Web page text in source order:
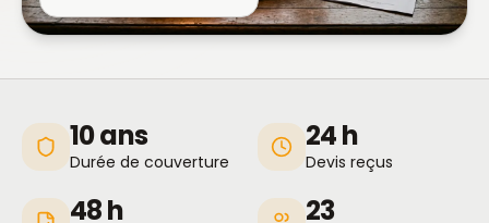
10 ans
Durée de couverture
24 h
Devis reçus
48 h 23